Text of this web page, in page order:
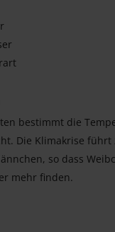
bestimmt die
Die Klimakrise führt
so dass
mehr finden.